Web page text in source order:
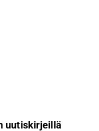
uutiskirjeillä